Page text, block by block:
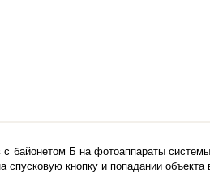
c байонетом Б на фотоаппараты
кнопку и попадании